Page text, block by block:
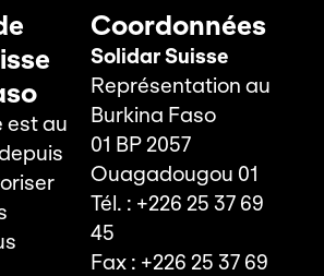
est au
Coordonnées
Solidar Suisse
Représentation au
Burkina Faso
01 BP 2057
Ouagadougou 01
Tél. : +226 25 37 69
45
Fax : +226 25 37 69